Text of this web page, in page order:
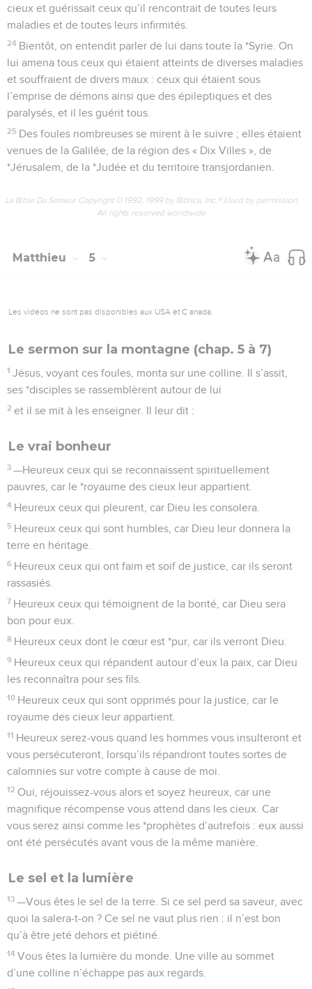
Matthieu 5
Les vidéos ne sont pas disponibles aux USA et C anada.
Le sermon sur la montagne (chap. 5 à 7)
Jésus, voyant ces foules, monta sur une colline. Il s’assit,
ses *disciples se rassemblèrent autour de lui
Le vrai bonheur
pauvres, car le *royaume des cieux leur appartient.
terre en héritage.
rassasiés.
7
Heureux ceux qui témoignent de la bonté, car Dieu sera
bon pour eux.
8 Heureux ceux dont le cœur est *pur, car ils verront Dieu.
les reconnaîtra pour ses fils.
10
Heureux ceux qui sont opprimés pour la justice, car le
royaume des cieux leur appartient.
11
Heureux serez-vous quand les hommes vous insulteront et
vous persécuteront, lorsqu’ils répandront toutes sortes de
calomnies sur votre compte à cause de moi.
magnifique récompense vous attend dans les cieux. Car
ont été persécutés avant vous de la même manière.
Le sel et la lumière
—Vous êtes le sel de la terre. Si ce sel perd sa saveur, avec
quoi la salera-t-on ? Ce sel ne vaut plus rien : il n’est bon
qu’à être jeté dehors et piétiné.
14 Vous êtes la lumière du monde. Une ville au sommet
d’une colline n’échappe pas aux regards.
15 Il en est de même d’une lampe : si on l’allume, ce n’est
pas pour la mettre sous une mesure à grains : au contraire,
on la fixe sur un pied de lampe pour qu’elle éclaire tous ceux
qui sont dans la maison.
16 C’est ainsi que votre lumière doit briller devant tous les
hommes, pour qu’ils voient le bien que vous faites et qu’ils
Enseignement au sujet de la loi
17 —Ne vous imaginez pas que je sois venu pour abolir ce qui
est écrit dans la *Loi ou les prophètes ; je ne suis pas venu
pour abolir, mais pour accomplir.
18
Oui, vraiment, je vous l’assure : tant que le ciel et la terre